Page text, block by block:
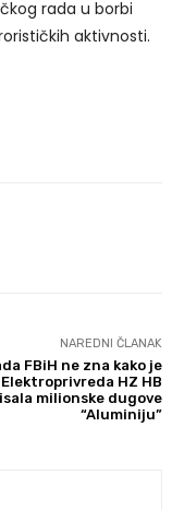
rada u borbi
aktivnosti.
NAREDNI ČLANAK
FBiH ne zna kako je
Elektroprivreda HZ HB
milionske dugove
“Aluminiju”